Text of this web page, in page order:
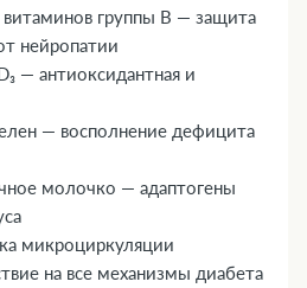
группы В — защита
нейропатии
— антиоксидантная и
— восполнение дефицита
молочко — адаптогены
микроциркуляции
на все механизмы диабета